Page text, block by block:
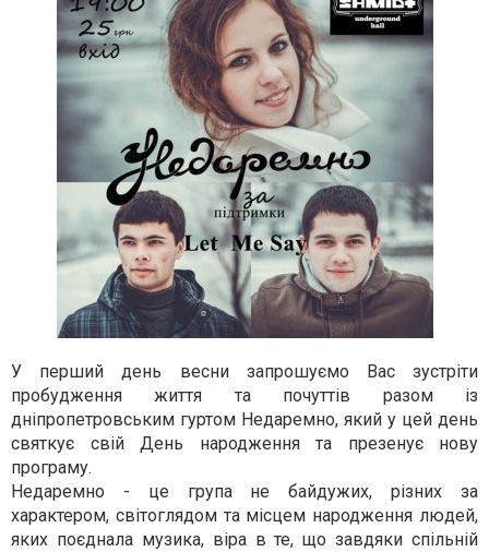
У перший день весни запрошуємо Вас зустріти
пробудження життя та почуттів разом із
дніпропетровським гуртом Недаремно, який у цей день
святкує свій День народження та презенує нову
програму.
Недаремно - це група не байдужих, різних за
характером, світоглядом та місцем народження людей,
яких поєднала музика, віра в те, що завдяки спільній